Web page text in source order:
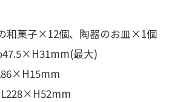
和菓子×12個、陶器のお皿×1個
最大)